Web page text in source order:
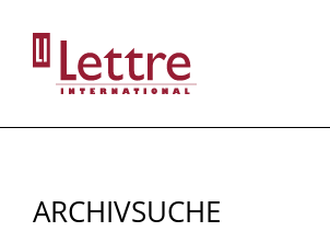
Inhalt
ARCHIVSUCHE